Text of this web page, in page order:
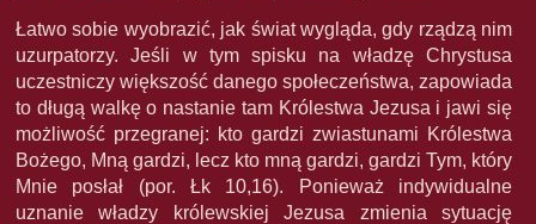
Łatwo sobie wyobrazić, jak świat wygląda, gdy rządzą nim
uzurpatorzy. Jeśli w tym spisku na władzę Chrystusa
uczestniczy większość danego społeczeństwa, zapowiada
to długą walkę o nastanie tam Królestwa Jezusa i jawi się
możliwość przegranej: kto gardzi zwiastunami Królestwa
Bożego, Mną gardzi, lecz kto mną gardzi, gardzi Tym, który
Mnie posłał (por. Łk 10,16). Ponieważ indywidualne
uznanie władzy królewskiej Jezusa zmienia sytuację